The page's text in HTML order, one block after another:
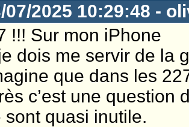
07/2025 10:29:48 -
!!! Sur mon iPhone
dois me servir de la
que dans les
c’est une question
sont quasi inutile.